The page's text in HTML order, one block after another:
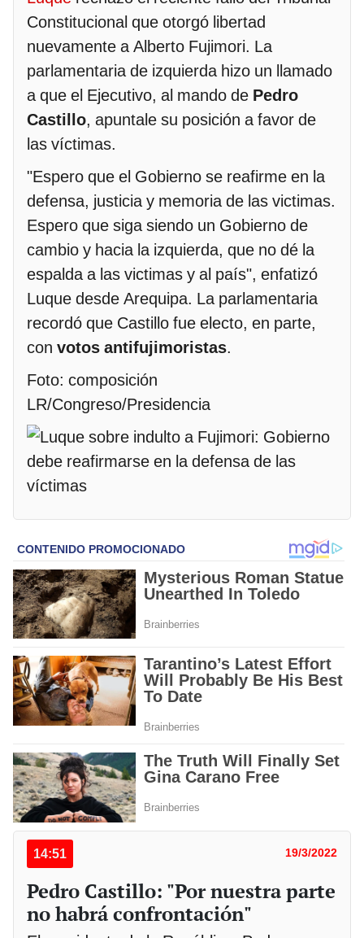
Constitucional que otorgó libertad
nuevamente a Alberto Fujimori. La
parlamentaria de izquierda hizo un llamado
a que el Ejecutivo, al mando de Pedro
Castillo, apuntale su posición a favor de
las víctimas.
"Espero que el Gobierno se reafirme en la
defensa, justicia y memoria de las victimas.
Espero que siga siendo un Gobierno de
cambio y hacia la izquierda, que no dé la
espalda a las victimas y al país", enfatizó
Luque desde Arequipa. La parlamentaria
recordó que Castillo fue electo, en parte,
con votos antifujimoristas.
Foto: composición
LR/Congreso/Presidencia
14:51 19/3/2022
Pedro Castillo: "Por nuestra parte
no habrá confrontación"